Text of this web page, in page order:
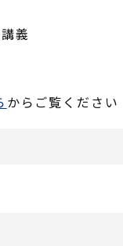
義
からご覧ください